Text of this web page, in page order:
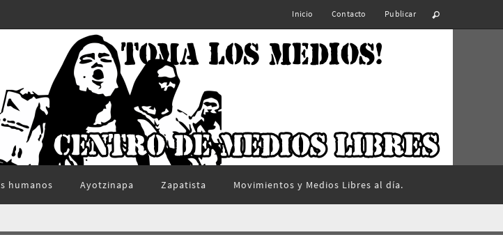
Inicio Contacto Publicar
humanos Ayotzinapa Zapatista Movimientos y Medios Libres al día.